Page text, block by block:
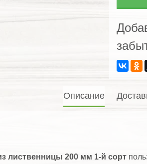
мм
1-
сорт
Описание
лиственницы 200 мм 1-й сорт